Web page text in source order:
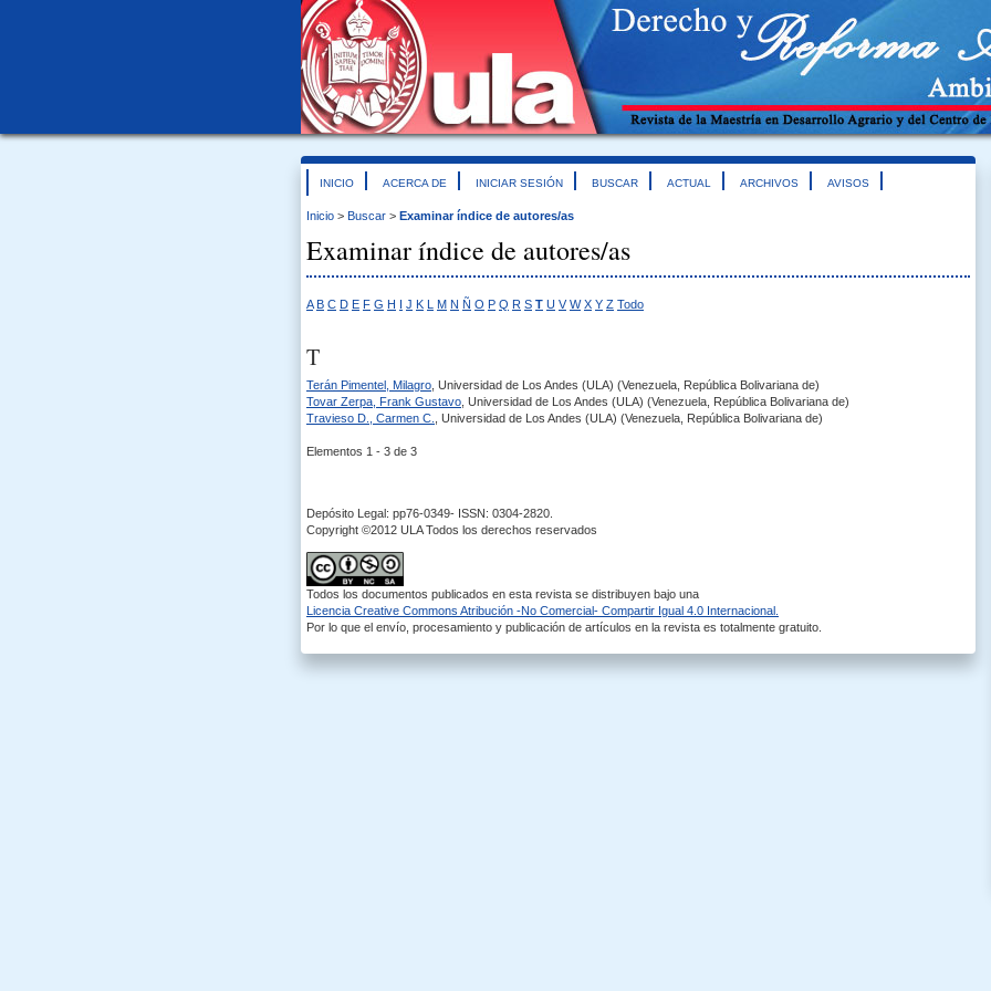
INICIO ACERCA DE INICIAR SESIÓN BUSCAR ACTUAL ARCHIVOS AVISOS
Inicio > Buscar > Examinar índice de autores/as
Examinar índice de autores/as
A B C D E F G H I J K L M N Ñ O P Q R S T U V W X Y Z Todo
T
Terán Pimentel, Milagro , Universidad de Los Andes (ULA) (Venezuela, República Bolivariana de)
Tovar Zerpa, Frank Gustavo , Universidad de Los Andes (ULA) (Venezuela, República Bolivariana de)
Travieso D., Carmen C.
, Universidad de Los Andes (ULA) (Venezuela, República Bolivariana de)
Elementos 1 - 3 de 3
Depósito Legal: pp76-0349- ISSN: 0304-2820.
Copyright ©2012 ULA Todos los derechos reservados
Todos los documentos publicados en esta revista se distribuyen bajo una
Licencia Creative Commons Atribución -No Comercial- Compartir Igual 4.0 Internacional.
Por lo que el envío, procesamiento y publicación de artículos en la revista es totalmente gratuito.